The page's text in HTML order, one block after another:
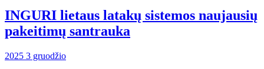
INGURI lietaus latakų sistemos naujausių
pakeitimų santrauka
2025 3 gruodžio